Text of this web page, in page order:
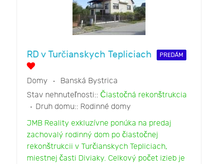
RD v Turčianskych Tepliciach PREDÁM
Domy
Banská Bystrica
Stav nehnuteľnosti:: Čiastočná rekonštrukcia
Druh domu:: Rodinné domy
JMB Reality exkluzívne ponúka na predaj
zachovalý rodinný dom po čiastočnej
rekonštrukcii v Turčianskych Tepliciach,
miestnej časti Diviaky. Celkový počet izieb je